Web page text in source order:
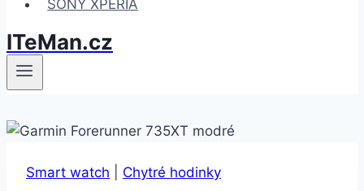
SONY XPERIA
ITeMan.cz
Smart watch Chytré hodinky